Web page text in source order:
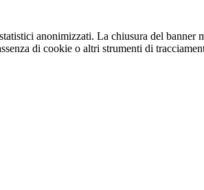
anonimizzati. La chiusura del
di cookie o altri strumenti di